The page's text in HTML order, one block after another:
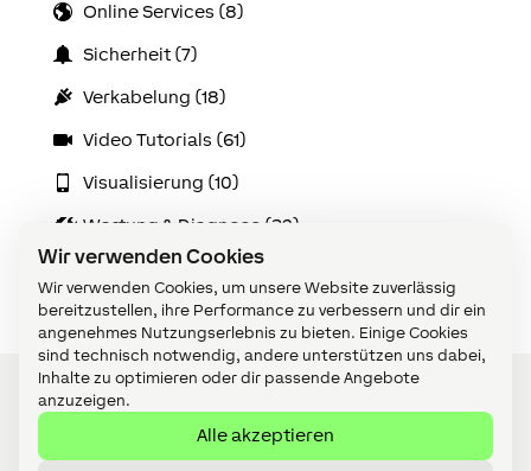
Wir verwenden Cookies
Wir verwenden Cookies, um unsere Website zuverlässig
bereitzustellen, ihre Performance zu verbessern und dir ein
angenehmes Nutzungserlebnis zu bieten. Einige Cookies
sind technisch notwendig, andere unterstützen uns dabei,
Inhalte zu optimieren oder dir passende Angebote
anzuzeigen.
Alle akzeptieren
Online Services (8)
Sicherheit (7)
Verkabelung (18)
Video Tutorials (61)
Visualisierung (10)
Wartung & Diagnose (32)
Zubehör (14)